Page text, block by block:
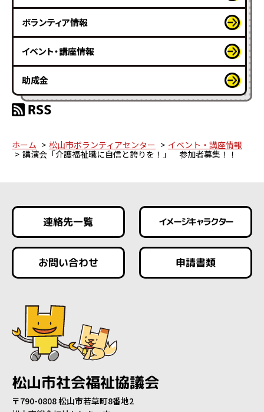
ボランティア情報
イベント・講座情報
助成金
ホーム 松山市ボランティアセンター
イベント・講座情報
講演会「介護福祉職に自信と誇りを！」 参加者募集！！
連絡先一覧 イメージキャラクター
お問い合わせ 申請書類
松山市社会福祉協議会
〒790-0808 松山市若草町8番地2